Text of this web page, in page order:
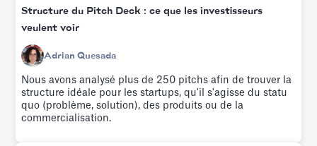
financière basée sur les moteurs pendant qu'une équipe
Structure du Pitch Deck : ce que les investisseurs
veulent voir
Adrian Quesada
Nous avons analysé plus de 250 pitchs afin de trouver la
structure idéale pour les startups, qu'il s'agisse du statu
quo (problème, solution), des produits ou de la
commercialisation.